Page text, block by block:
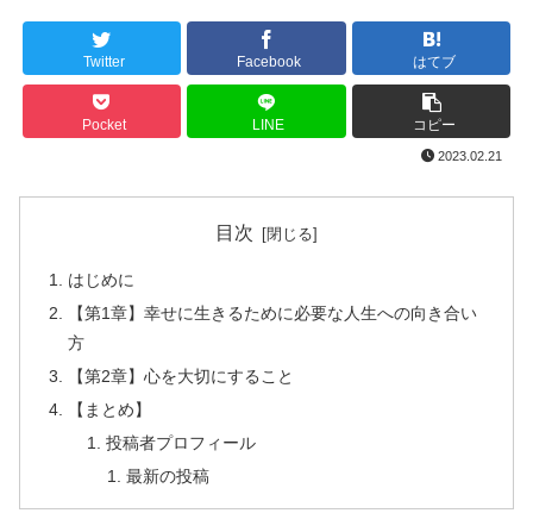
Twitter Facebook はてブ
Pocket LINE コピー
2023.02.21
目次
はじめに
【第1章】幸せに生きるために必要な人生への向き合い
方
【第2章】心を大切にすること
【まとめ】
投稿者プロフィール
最新の投稿